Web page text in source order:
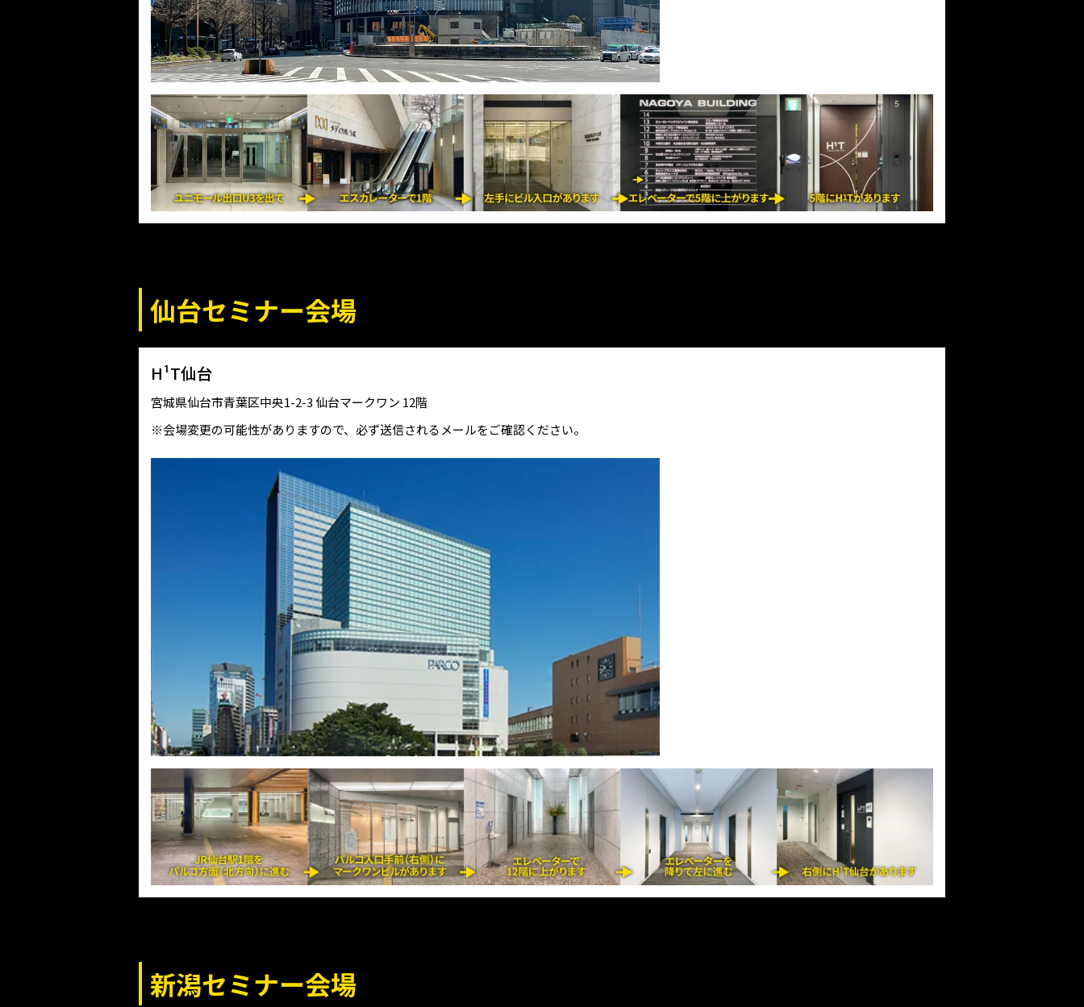
仙台セミナー会場
H¹T仙台
宮城県仙台市青葉区中央1-2-3 仙台マークワン 12階
※会場変更の可能性がありますので、必ず送信されるメールをご確認ください。
新潟セミナー会場